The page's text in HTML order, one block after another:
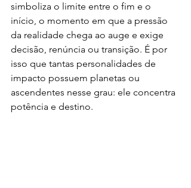
simboliza o limite entre o fim e o
início, o momento em que a pressão
da realidade chega ao auge e exige
decisão, renúncia ou transição. É por
isso que tantas personalidades de
impacto possuem planetas ou
ascendentes nesse grau: ele concentra
potência e destino.